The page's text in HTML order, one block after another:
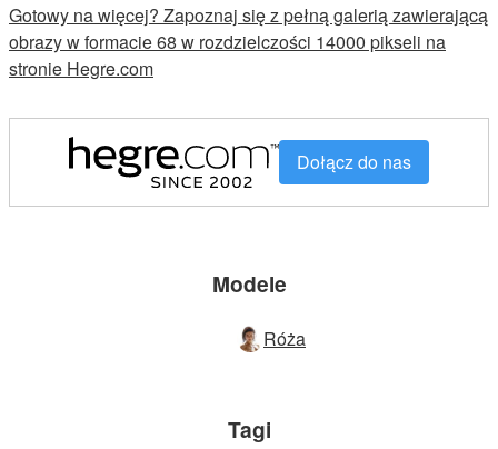
Gotowy na więcej? Zapoznaj się z pełną galerią zawierającą
obrazy w formacie 68 w rozdzielczości 14000 pikseli na
stronie Hegre.com
Dołącz do nas
Modele
Róża
Tagi